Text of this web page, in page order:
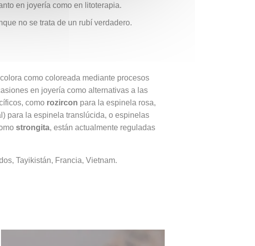
en joyería como en litoterapia.
no se trata de un rubí verdadero.
como coloreada mediante procesos
en joyería como alternativas a las
como rozircon para la espinela rosa,
para la espinela translúcida, o espinelas
strongita, están actualmente reguladas
Tayikistán, Francia, Vietnam.